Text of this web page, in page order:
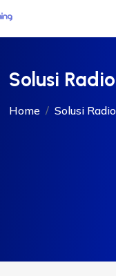
Solusi Radio
Home Solusi Radio